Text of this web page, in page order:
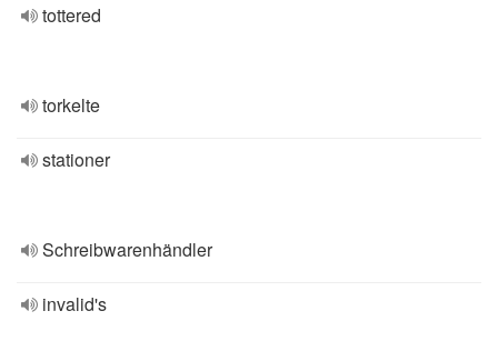
tottered
torkelte
stationer
Schreibwarenhändler
invalid's